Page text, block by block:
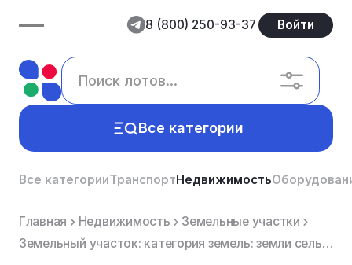
8 (800) 250-93-37 Войти
Все категории
Все категорииТранспортНедвижимость
Главная Недвижимость
Земельные участки
Земельный участок: категория земель: земли сельскохозяйственного назначения, виды разрешенного испо...